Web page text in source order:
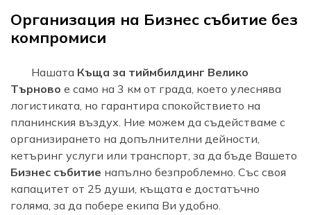
Организация на Бизнес събитие без
компромиси
Нашата Къща за тиймбилдинг Велико
Търново е само на 3 км от града, което улеснява
логистиката, но гарантира спокойствието на
планинския въздух. Ние можем да съдействаме с
организирането на допълнителни дейности,
кетъринг услуги или транспорт, за да бъде Вашето
Бизнес събитие напълно безпроблемно. Със своя
капацитет от 25 души, къщата е достатъчно
голяма, за да побере екипа Ви удобно.